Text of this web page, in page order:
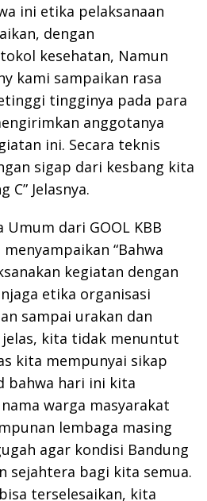
ini etika pelaksanaan
dengan
kesehatan, Namun
kami sampaikan rasa
tingginya pada para
anggotanya
ini. Secara teknis
sigap dari kesbang kita
C” Jelasnya.
dari GOOL KBB
“Bahwa
kegiatan dengan
etika organisasi
sampai urakan dan
kita tidak menuntut
kita mempunyai sikap
bahwa hari ini kita
warga masyarakat
lembaga masing
agar kondisi Bandung
sejahtera bagi kita semua.
terselesaikan, kita